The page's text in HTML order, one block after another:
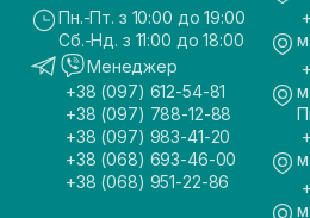
Пн.-Пт. з 10:00 до 19:00
Сб.-Нд. з 11:00 до 18:00
Менеджер
+38 (097) 612-54-81
+38 (097) 788-12-88
+38 (097) 983-41-20
+38 (068) 693-46-00
+38 (068) 951-22-86